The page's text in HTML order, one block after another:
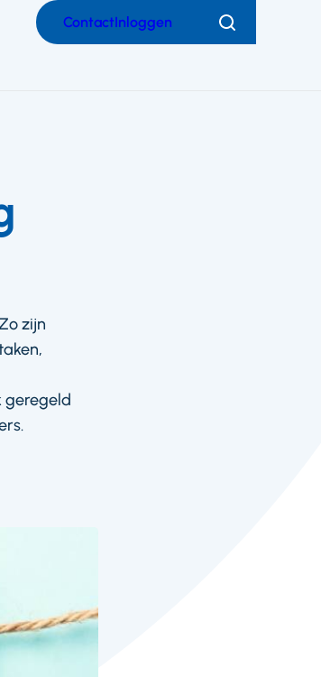
ContactInloggen Zoeken
zijn
geregeld